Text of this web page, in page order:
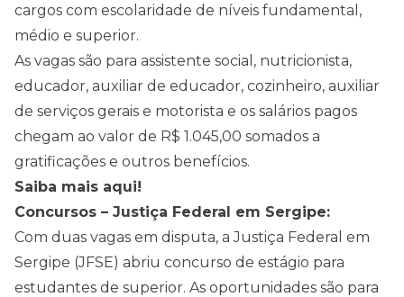
cargos com escolaridade de níveis fundamental,
médio e superior.
As vagas são para assistente social, nutricionista,
educador, auxiliar de educador, cozinheiro, auxiliar
de serviços gerais e motorista e os salários pagos
chegam ao valor de R$ 1.045,00 somados a
gratificações e outros benefícios.
Saiba mais aqui!
Concursos – Justiça Federal em Sergipe:
Com duas vagas em disputa, a Justiça Federal em
Sergipe (JFSE) abriu concurso de estágio para
estudantes de superior. As oportunidades são para